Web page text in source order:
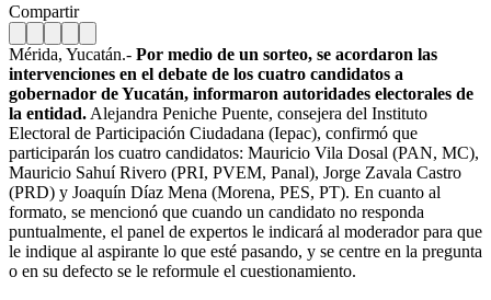
Compartir
Mérida, Yucatán.- Por medio de un sorteo, se acordaron las
intervenciones en el debate de los cuatro candidatos a
gobernador de Yucatán, informaron autoridades electorales de
la entidad. Alejandra Peniche Puente, consejera del Instituto
Electoral de Participación Ciudadana (Iepac), confirmó que
participarán los cuatro candidatos: Mauricio Vila Dosal (PAN, MC),
Mauricio Sahuí Rivero (PRI, PVEM, Panal), Jorge Zavala Castro
(PRD) y Joaquín Díaz Mena (Morena, PES, PT). En cuanto al
formato, se mencionó que cuando un candidato no responda
puntualmente, el panel de expertos le indicará al moderador para que
le indique al aspirante lo que esté pasando, y se centre en la pregunta
o en su defecto se le reformule el cuestionamiento.